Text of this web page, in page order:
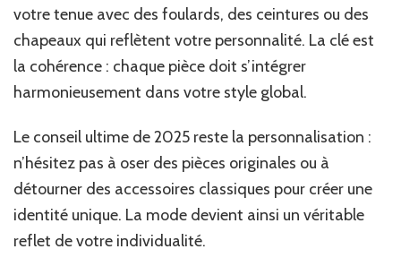
votre tenue avec des foulards, des ceintures ou des
chapeaux qui reflètent votre personnalité. La clé est
la cohérence : chaque pièce doit s’intégrer
harmonieusement dans votre style global.
Le conseil ultime de 2025 reste la personnalisation :
n’hésitez pas à oser des pièces originales ou à
détourner des accessoires classiques pour créer une
identité unique. La mode devient ainsi un véritable
reflet de votre individualité.